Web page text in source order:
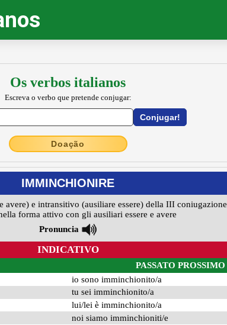
Os verbos italianos
Escreva o verbo que pretende conjugar:
Doação
IMMINCHIONIRE
avere) e intransitivo (ausiliare essere) della III coniugazione
forma attivo con gli ausiliari essere e avere
Pronuncia
INDICATIVO
PASSATO PROSSIMO
io sono imminchionito/a
tu sei imminchionito/a
lui/lei è imminchionito/a
noi siamo imminchioniti/e